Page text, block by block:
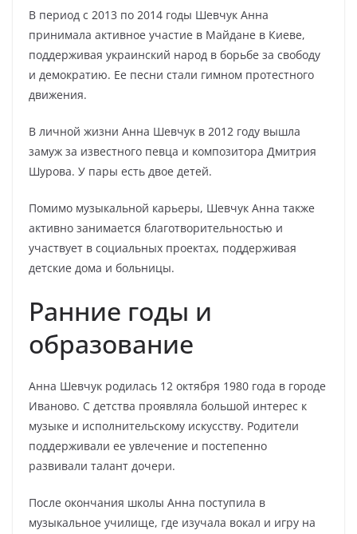
В период с 2013 по 2014 годы Шевчук Анна
принимала активное участие в Майдане в Киеве,
поддерживая украинский народ в борьбе за свободу
и демократию. Ее песни стали гимном протестного
движения.
В личной жизни Анна Шевчук в 2012 году вышла
замуж за известного певца и композитора Дмитрия
Шурова. У пары есть двое детей.
Помимо музыкальной карьеры, Шевчук Анна также
активно занимается благотворительностью и
участвует в социальных проектах, поддерживая
детские дома и больницы.
Ранние годы и
образование
Анна Шевчук родилась 12 октября 1980 года в городе
Иваново. С детства проявляла большой интерес к
музыке и исполнительскому искусству. Родители
поддерживали ее увлечение и постепенно
развивали талант дочери.
После окончания школы Анна поступила в
музыкальное училище, где изучала вокал и игру на